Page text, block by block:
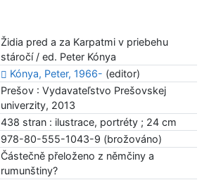
Židia pred a za Karpatmi v priebehu
stáročí / ed. Peter Kónya
Kónya, Peter, 1966- (editor)
Prešov : Vydavateľstvo Prešovskej
univerzity, 2013
438 stran : ilustrace, portréty ; 24 cm
978-80-555-1043-9 (brožováno)
Částečně přeloženo z němčiny a
rumunštiny?